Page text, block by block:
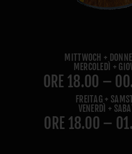
MITTWOCH +
MERCOLEDÌ +
ORE 18.00 –
FREITAG +
VENERDÌ +
ORE 18.00 –